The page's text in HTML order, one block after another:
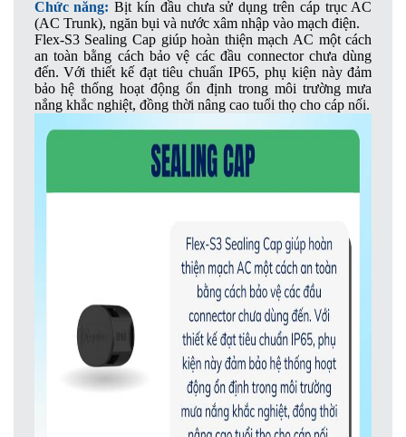
Chức năng: Bịt kín đầu chưa sử dụng trên cáp trục AC
(AC Trunk), ngăn bụi và nước xâm nhập vào mạch điện.
Flex-S3 Sealing Cap giúp hoàn thiện mạch AC một cách
an toàn bằng cách bảo vệ các đầu connector chưa dùng
đến. Với thiết kế đạt tiêu chuẩn IP65, phụ kiện này đảm
bảo hệ thống hoạt động ổn định trong môi trường mưa
nắng khắc nghiệt, đồng thời nâng cao tuổi thọ cho cáp nối.